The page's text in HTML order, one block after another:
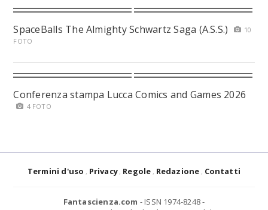
SpaceBalls The Almighty Schwartz Saga (A.S.S.)
10
FOTO
Conferenza stampa Lucca Comics and Games 2026
4 FOTO
Termini d'uso Privacy Regole Redazione Contatti
Fantascienza.com - ISSN 1974-8248 -